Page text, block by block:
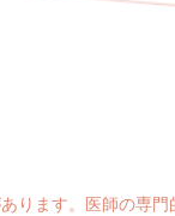
ります。医師の専